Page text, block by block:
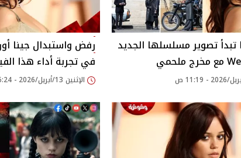
تبدأ تصوير مسلسلها الجديد
رفض واستبدال جينا
في تجربة أداء هذا
الإثنين 13/أبريل/2026 - 06:24 م